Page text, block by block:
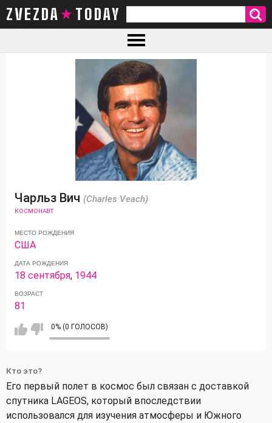
ZVEZDA TODAY
Чарльз Вич (Charles Veach)
КОСМОНАВТ
МЕСТО РОЖДЕНИЯ
США
ДАТА РОЖДЕНИЯ
18 сентября, 1944
ВОЗРАСТ
81
0% (0 ГОЛОСОВ)
Кто это?
Его первый полет в космос был связан с доставкой
спутника LAGEOS, который впоследствии
использовался для изучения атмосферы и Южного